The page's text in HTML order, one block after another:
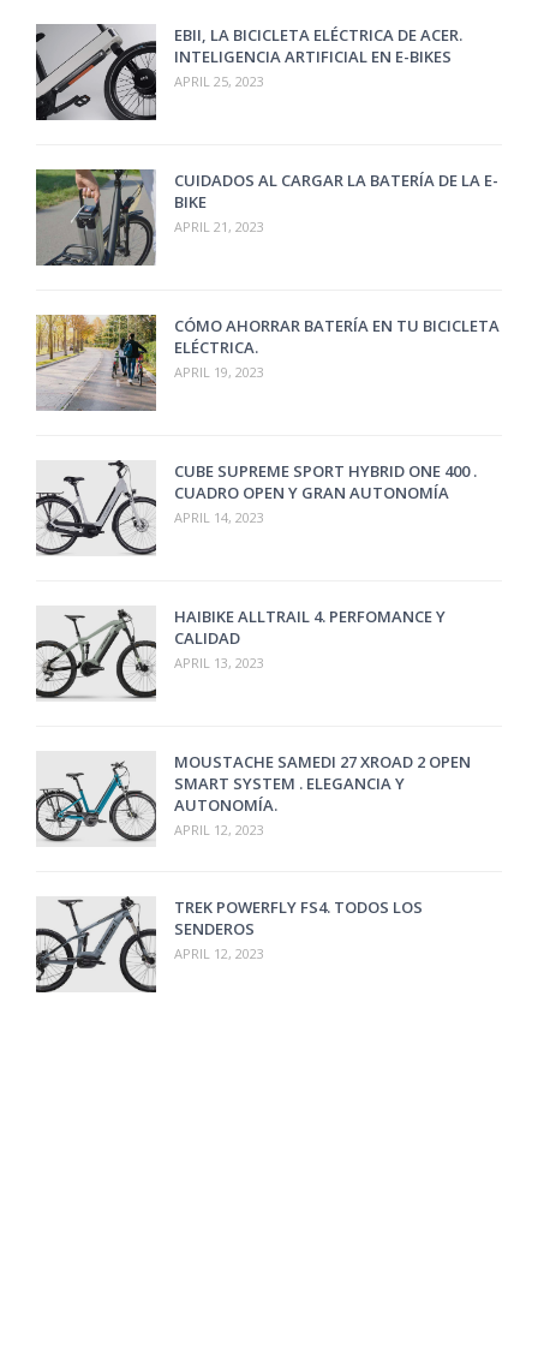
EBII, LA BICICLETA ELÉCTRICA DE ACER.
INTELIGENCIA ARTIFICIAL EN E-BIKES
APRIL 25, 2023
CUIDADOS AL CARGAR LA BATERÍA DE LA E-
BIKE
APRIL 21, 2023
CÓMO AHORRAR BATERÍA EN TU BICICLETA
ELÉCTRICA.
APRIL 19, 2023
CUBE SUPREME SPORT HYBRID ONE 400 .
CUADRO OPEN Y GRAN AUTONOMÍA
APRIL 14, 2023
HAIBIKE ALLTRAIL 4. PERFOMANCE Y
CALIDAD
APRIL 13, 2023
MOUSTACHE SAMEDI 27 XROAD 2 OPEN
SMART SYSTEM . ELEGANCIA Y
AUTONOMÍA.
APRIL 12, 2023
TREK POWERFLY FS4. TODOS LOS
SENDEROS
APRIL 12, 2023